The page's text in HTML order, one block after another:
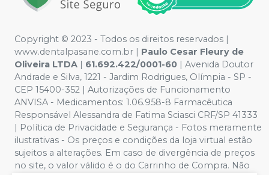
Copyright © 2023 - Todos os direitos reservados |
www.dentalpasane.com.br | Paulo Cesar Fleury de
Oliveira LTDA | 61.692.422/0001-60 | Avenida Doutor
Andrade e Silva, 1221 - Jardim Rodrigues, Olímpia - SP -
CEP 15400-352 | Autorizações de Funcionamento
ANVISA - Medicamentos: 1.06.958-8 Farmacêutica
Responsável Alessandra de Fatima Sciasci CRF/SP 41333
| Política de Privacidade e Segurança - Fotos meramente
ilustrativas - Os preços e condições da loja virtual estão
sujeitos a alterações. Em caso de divergência de preços
no site, o valor válido é o do Carrinho de Compra. Não